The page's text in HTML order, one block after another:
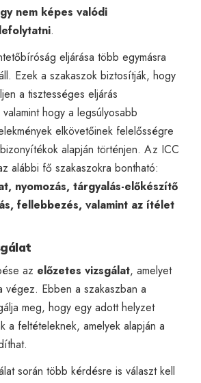
nem képes valódi
.
eljárása több egymásra
Ezek a szakaszok biztosítják, hogy
a tisztességes eljárás
hogy a legsúlyosabb
elkövetőinek felelősségre
alapján történjen. Az ICC
alábbi fő szakaszokra bontható:
nyomozás, tárgyalás-előkészítő
fellebbezés, valamint az ítélet
az előzetes vizsgálat, amelyet
végez. Ebben a szakaszban a
meg, hogy egy adott helyzet
a feltételeknek, amelyek alapján a
során több kérdésre is választ kell